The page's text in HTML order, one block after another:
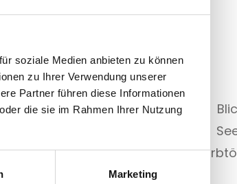
soziale Medien anbieten zu können
zu Ihrer Verwendung unserer
Partner führen diese Informationen
die sie im Rahmen Ihrer Nutzung
Marketing
aus können Sie einen
den Innenhof oder den Templiner
und die puristischen
eine angenehme Atmosphäre.